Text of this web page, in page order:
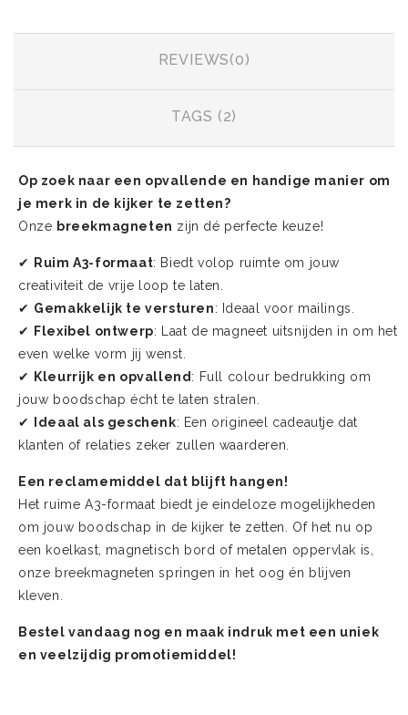
REVIEWS(0)
TAGS (2)
Op zoek naar een opvallende en handige manier om
je merk in de kijker te zetten?
Onze breekmagneten zijn dé perfecte keuze!
✔ Ruim A3-formaat: Biedt volop ruimte om jouw
creativiteit de vrije loop te laten.
✔ Gemakkelijk te versturen: Ideaal voor mailings.
✔
Flexibel ontwerp: Laat de magneet uitsnijden in om het
even welke vorm jij wenst.
✔
Kleurrijk en opvallend : Full colour bedrukking om
jouw boodschap écht te laten stralen.
✔
Ideaal als geschenk: Een origineel cadeautje dat
klanten of relaties zeker zullen waarderen.
Een reclamemiddel dat blijft hangen!
Het ruime A3-formaat biedt je eindeloze mogelijkheden
om jouw boodschap in de kijker te zetten. Of het nu op
een koelkast, magnetisch bord of metalen oppervlak is,
onze breekmagneten springen in het oog én blijven
kleven.
Bestel vandaag nog en maak indruk met een uniek
en veelzijdig promotiemiddel!